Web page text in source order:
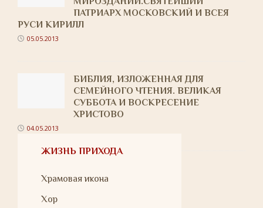
ПАТРИАРХ МОСКОВСКИЙ И ВСЕЯ
РУСИ КИРИЛЛ
05.05.2013
БИБЛИЯ, ИЗЛОЖЕННАЯ ДЛЯ
СЕМЕЙНОГО ЧТЕНИЯ. ВЕЛИКАЯ
СУББОТА И ВОСКРЕСЕНИЕ
ХРИСТОВО
04.05.2013
ЖИЗНЬ ПРИХОДА
Храмовая икона
Хор